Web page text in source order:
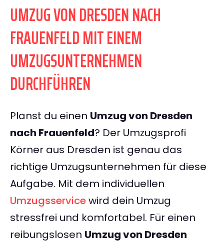
UMZUG VON DRESDEN NACH
FRAUENFELD MIT EINEM
UMZUGSUNTERNEHMEN
DURCHFÜHREN
Planst du einen Umzug von Dresden
nach Frauenfeld? Der Umzugsprofi
Körner aus Dresden ist genau das
richtige Umzugsunternehmen für diese
Aufgabe. Mit dem individuellen
Umzugsservicewird dein Umzug
stressfrei und komfortabel. Für einen
reibungslosen Umzug von Dresden